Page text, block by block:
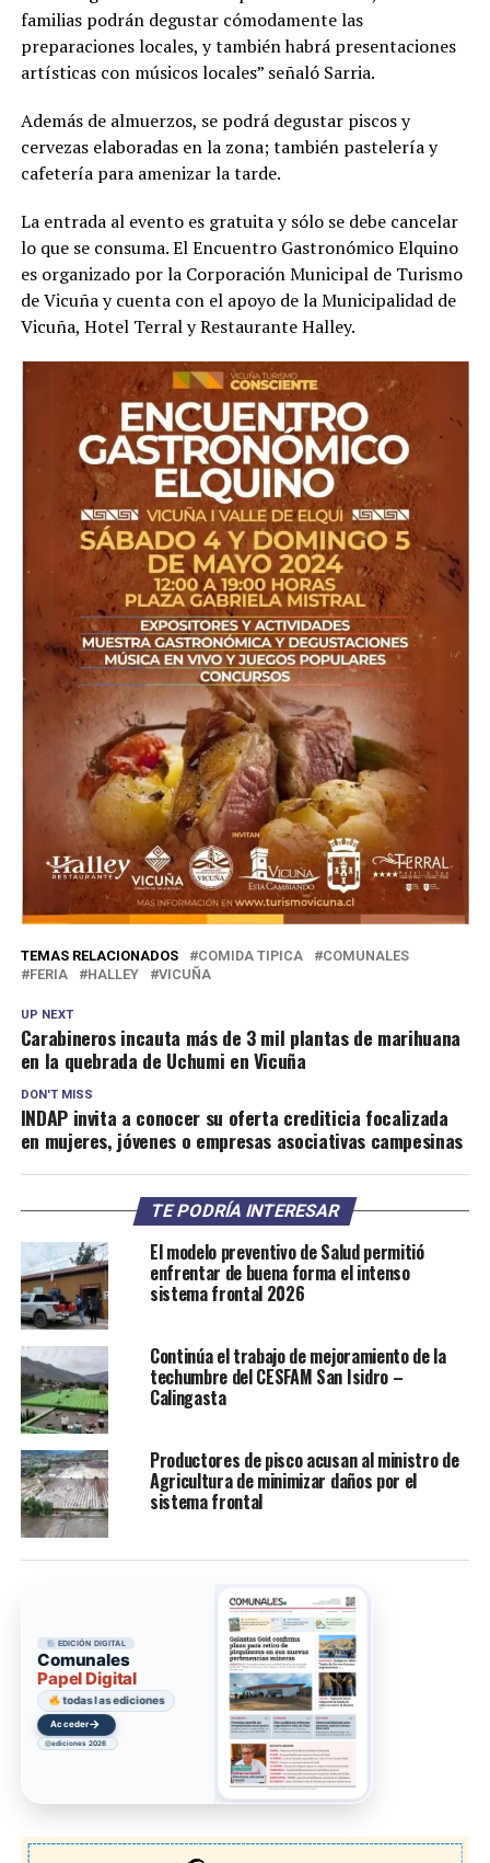
familias podrán degustar cómodamente las
preparaciones locales, y también habrá presentaciones
artísticas con músicos locales” señaló Sarria.
Además de almuerzos, se podrá degustar piscos y
cervezas elaboradas en la zona; también pastelería y
cafetería para amenizar la tarde.
La entrada al evento es gratuita y sólo se debe cancelar
lo que se consuma. El Encuentro Gastronómico Elquino
es organizado por la Corporación Municipal de Turismo
de Vicuña y cuenta con el apoyo de la Municipalidad de
Vicuña, Hotel Terral y Restaurante Halley.
TEMAS RELACIONADOS COMIDA TIPICA
COMUNALES
FERIA
HALLEY VICUÑA
UP NEXT
Carabineros incauta más de 3 mil plantas de marihuana
en la quebrada de Uchumi en Vicuña
DON'T MISS
INDAP invita a conocer su oferta crediticia focalizada
en mujeres, jóvenes o empresas asociativas campesinas
TE PODRÍA INTERESAR
El modelo preventivo de Salud permitió
enfrentar de buena forma el intenso
sistema frontal 2026
Continúa el trabajo de mejoramiento de la
techumbre del CESFAM San Isidro –
Calingasta
Productores de pisco acusan al ministro de
Agricultura de minimizar daños por el
sistema frontal
EDICIÓN DIGITAL
Comunales
Papel Digital
todas las ediciones
Acceder→
ediciones 2026